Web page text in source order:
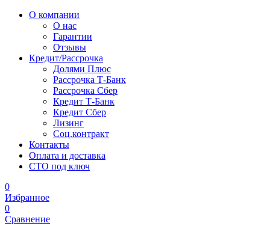
О компании
О нас
Гарантии
Отзывы
Кредит/Рассрочка
Долями Плюс
Рассрочка Т-Банк
Рассрочка Сбер
Кредит Т-Банк
Кредит Сбер
Лизинг
Соц.контракт
Контакты
Оплата и доставка
СТО под ключ
0
Избранное
0
Сравнение